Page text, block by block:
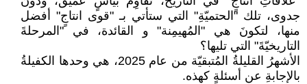
جدوى، تلك "الحتميّةِ" التي ستأتي بـ "قوى انتاجٍ" أفضل
منها، لتكونَ هي "المُهيمِنة" و القائدة، في "المرحلةَ
التاريخيّةَ" التي تليها؟
الأشهرُ القليلةُ المُتبقيّة من عام 2025، هي وحدها الكفيلةُ
بالإجابةِ عن أسئلةٍ كهذه.